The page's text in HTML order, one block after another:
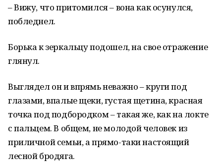
– Вижу, что притомился – вона как осунулся,
побледнел.
Борька к зеркальцу подошел, на свое отражение
глянул.
Выглядел он и впрямь неважно – круги под
глазами, впалые щеки, густая щетина, красная
точка под подбородком – такая же, как на локте
с пальцем. В общем, не молодой человек из
приличной семьи, а прямо-таки настоящий
лесной бродяга.